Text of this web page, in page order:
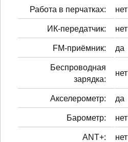
Работа в перчатках: нет
ИК-передатчик: нет
FM-приёмник: да
Беспроводная
зарядка:
нет
Акселерометр: да
Барометр: нет
ANT+: нет